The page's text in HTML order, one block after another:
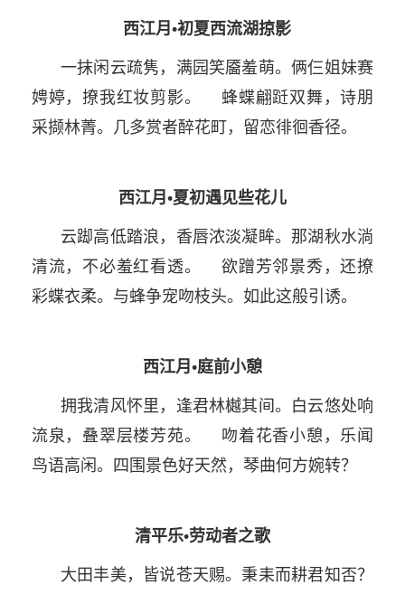
西江月•初夏西流湖掠影
一抹闲云疏隽，满园笑靥羞萌。俩仨姐妹赛
娉婷，撩我红妆剪影。 蜂蝶翩跹双舞，诗朋
采撷林菁。几多赏者醉花町，留恋徘徊香径。
西江月•夏初遇见些花儿
云踋高低踏浪，香唇浓淡凝眸。那湖秋水淌
清流，不必羞红看透。 欲蹭芳邻景秀，还撩
彩蝶衣柔。与蜂争宠吻枝头。如此这般引诱。
西江月•庭前小憩
拥我清风怀里，逢君林樾其间。白云悠处响
流泉，叠翠层楼芳苑。 吻着花香小憩，乐闻
鸟语高闲。四围景色好天然，琴曲何方婉转？
清平乐•劳动者之歌
大田丰美，皆说苍天赐。秉耒而耕君知否？